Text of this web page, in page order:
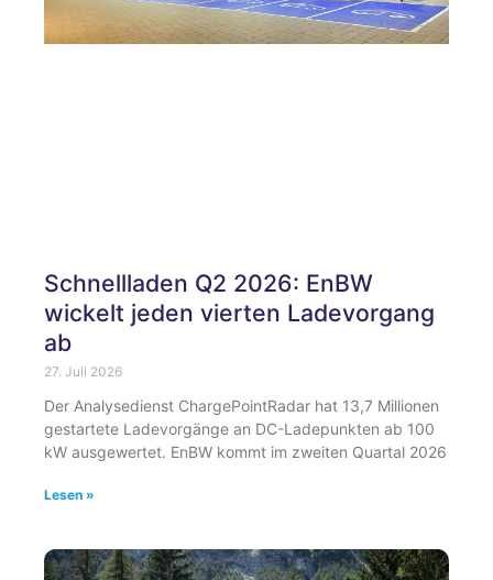
Schnellladen Q2 2026: EnBW
wickelt jeden vierten Ladevorgang
ab
27. Juli 2026
Der Analysedienst ChargePointRadar hat 13,7 Millionen
gestartete Ladevorgänge an DC-Ladepunkten ab 100
kW ausgewertet. EnBW kommt im zweiten Quartal 2026
Lesen »